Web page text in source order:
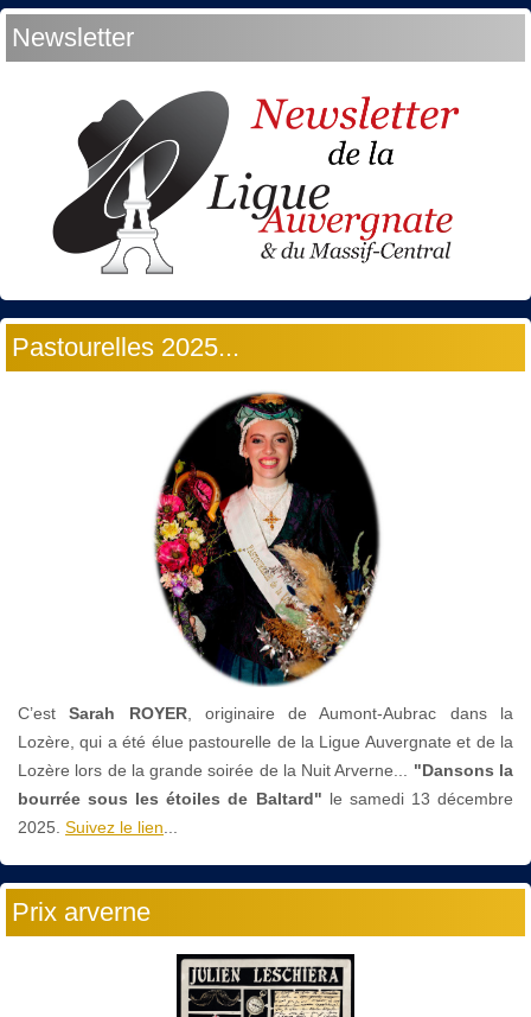
Newsletter
Pastourelles 2025...
C’estSarah ROYER, originaire de Aumont-Aubrac dans la
Lozère, qui a été élue pastourelle de la Ligue Auvergnate et de la
Lozère lors de la grande soirée de la Nuit Arverne... "Dansons la
bourrée sous les étoiles de Baltard" le samedi 13 décembre
2025. Suivez le lien...
Prix arverne